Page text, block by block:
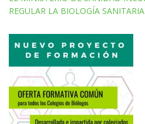
REGULAR LA BIOLOGÍA SANITARIA